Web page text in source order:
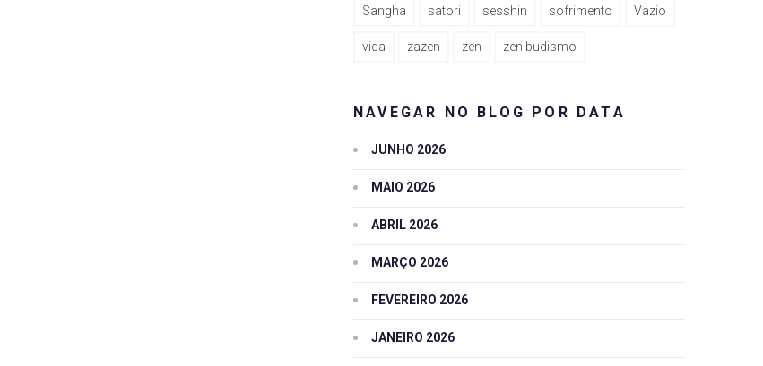
Sangha satori sesshin sofrimento Vazio
vida zazen zen zen budismo
NAVEGAR NO BLOG POR DATA
JUNHO 2026
MAIO 2026
ABRIL 2026
MARÇO 2026
FEVEREIRO 2026
JANEIRO 2026